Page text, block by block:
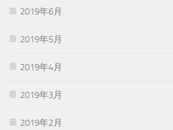
2019年6月
2019年5月
2019年4月
2019年3月
2019年2月